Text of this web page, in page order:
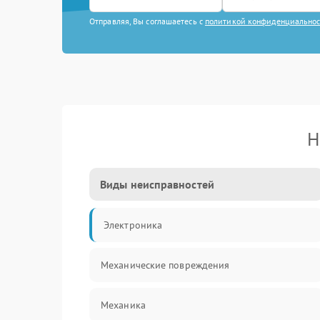
Отправляя, Вы соглашаетесь с политикой
Виды неисправностей
Электроника
Механические повреждения
Механика